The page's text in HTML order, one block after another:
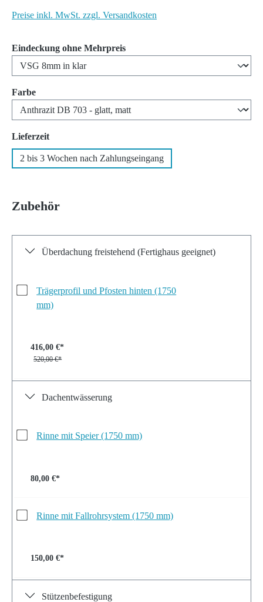
Preise inkl. MwSt. zzgl. Versandkosten
Eindeckung ohne Mehrpreisauswählen
Farbeauswählen
Lieferzeitauswählen
2 bis 3 Wochen nach Zahlungseingang
Zubehör
Überdachung freistehend (Fertighaus geeignet)
Trägerprofil und Pfosten hinten (1750
mm)
416,00 €*
520,00 €*
Dachentwässerung
Rinne mit Speier (1750 mm)
80,00 €*
Rinne mit Fallrohrsystem (1750 mm)
150,00 €*
Stützenbefestigung